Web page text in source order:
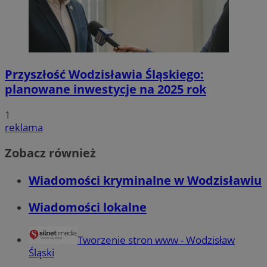
Przyszłość Wodzisławia Śląskiego:
planowane inwestycje na 2025 rok
1
reklama
Zobacz również
Wiadomości kryminalne w Wodzisławiu
Wiadomości lokalne
Tworzenie stron www - Wodzisław
Śląski
Nazwa Domena
QeSessID
wodzislaw.com.pl
SessID wodzislaw.com.pl
INGRESSCOOKIE
euds .rfihub.com